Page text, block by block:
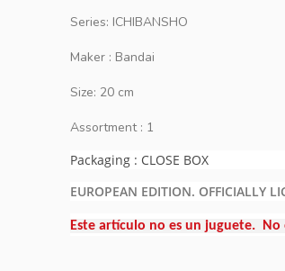
Series: ICHIBANSHO
Maker : Bandai
Size: 20 cm
Assortment : 1
Packaging : CLOSE BOX
EUROPEAN EDITION. OFFICIALLY
Este artículo no es un juguete. No